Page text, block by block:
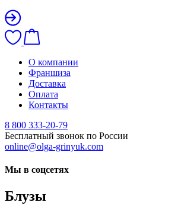
О компании
Франшиза
Доставка
Оплата
Контакты
8 800 333-20-79
Бесплатный звонок по России
online@olga-grinyuk.com
Мы в соцсетях
Блузы